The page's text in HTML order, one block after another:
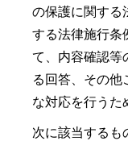
の保護に関する
する法律施行条
て、内容確認等
る回答、その他
な対応を行うた
次に該当するも